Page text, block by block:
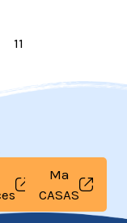
11
Ma
CASAS